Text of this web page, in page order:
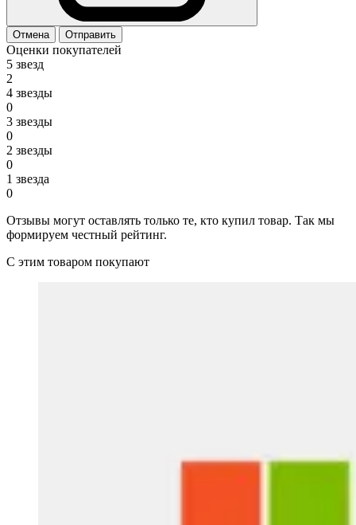
Отмена Отправить
Оценки покупателей
5 звезд
2
4 звезды
0
3 звезды
0
2 звезды
0
1 звезда
0
Отзывы могут оставлять только те, кто купил товар. Так мы
формируем честный рейтинг.
С этим товаром покупают